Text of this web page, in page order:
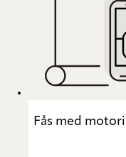
Fås med